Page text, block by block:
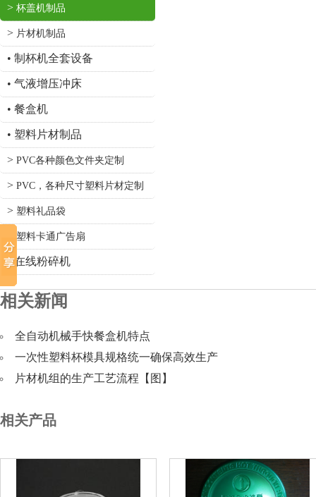
> 杯盖机制品
> 片材机制品
• 制杯机全套设备
• 气液增压冲床
• 餐盒机
• 塑料片材制品
> PVC各种颜色文件夹定制
> PVC，各种尺寸塑料片材定制
> 塑料礼品袋
塑料卡通广告扇
•在线粉碎机
相关新闻
全自动机械手快餐盒机特点
一次性塑料杯模具规格统一确保高效生产
片材机组的生产工艺流程【图】
相关产品